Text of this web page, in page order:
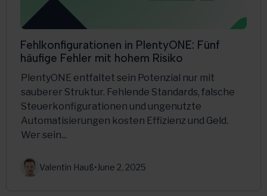
Fehlkonfigurationen in PlentyONE: Fünf
häufige Fehler mit hohem Risiko
PlentyONE entfaltet sein Potenzial nur mit
sauberer Struktur. Fehlende Standards, falsche
Steuerkonfigurationen und ungenutzte
Automatisierungen kosten Effizienz und Geld.
Wer sein...
Valentin Hauß•June 2, 2025